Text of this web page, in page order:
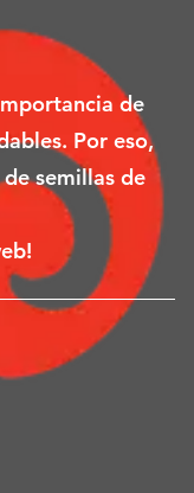
de
Por eso,
semillas de